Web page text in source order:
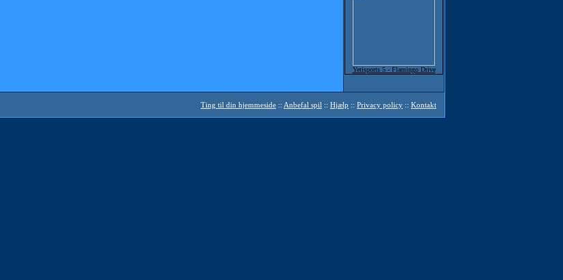
Yetisports 5 - Flamingo Drive
Ting til din hjemmeside :: Anbefal spil :: Hjælp :: Privacy policy :: Kontakt